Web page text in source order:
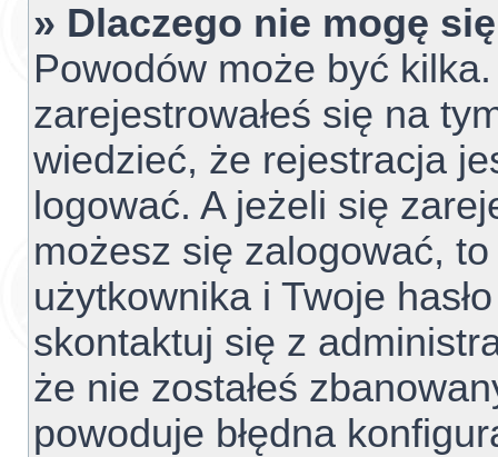
» Dlaczego nie mogę
Powodów może być
zarejestrowałeś się na
wiedzieć, że rejestracja
logować. A jeżeli się
możesz się zalogować,
użytkownika i Twoje
skontaktuj się z
że nie zostałeś
powoduje błędna